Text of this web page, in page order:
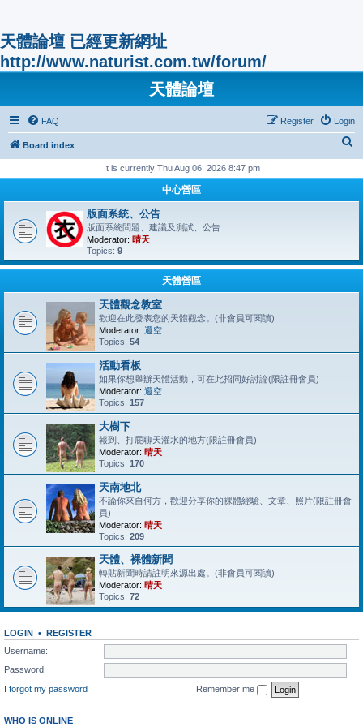
天體論壇 已經更新網址
http://www.naturist.com.tw/forum/
天體論壇
FAQ Login
Register
Board index
r
It is currently Thu Aug 06, 2026 8:47 pm
中心營區
版面系統、公告
版面系統問題、建議及測試、公告
Moderator: 晴天
Topics: 9
天體營區
天體觀念教室
歡迎在此發表您的天體觀念。(非會員可閱讀)
Moderator: 還空
Topics: 54
活動看板
如果你想舉辦天體活動，可在此招同好討論(限註冊會員)
Moderator: 還空
Topics: 157
大樹下
報到、打屁聊天灌水的地方(限註冊會員)
Moderator: 晴天
Topics: 170
天南地北
不論你來自何方，歡迎分享你的裸體經驗、文章、照片(限註冊會
員)
Moderator: 晴天
Topics: 209
天體、裸體新聞
轉貼新聞時請註明來源出處。(非會員可閱讀)
Moderator: 晴天
Topics: 72
LOGIN • REGISTER
Username:
Password:
I forgot my password
Remember me
WHO IS ONLINE